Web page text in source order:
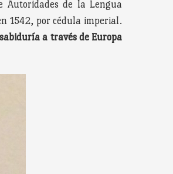
Autoridades de la Lengua
1542, por cédula imperial.
a través de Europa